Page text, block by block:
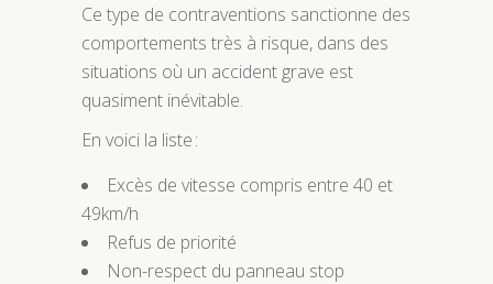
Ce type de contraventions sanctionne des
comportements très à risque, dans des
situations où un accident grave est
quasiment inévitable.
En voici la liste :
Excès de vitesse compris entre 40 et
49km/h
Refus de priorité
Non-respect du panneau stop